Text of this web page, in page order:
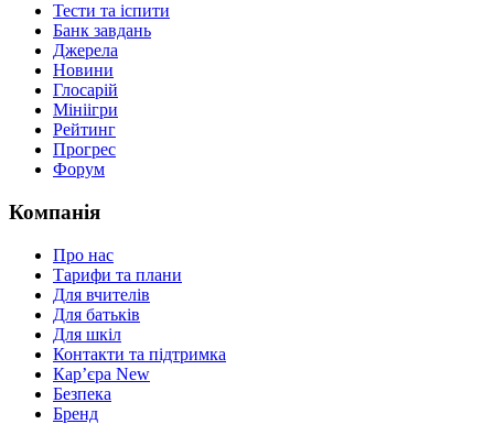
Тести та іспити
Банк завдань
Джерела
Новини
Глосарій
Мініігри
Рейтинг
Прогрес
Форум
Компанія
Про нас
Тарифи та плани
Для вчителів
Для батьків
Для шкіл
Контакти та підтримка
Кар’єра New
Безпека
Бренд